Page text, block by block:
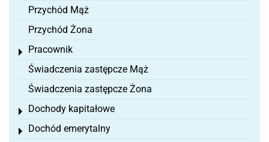
Przychód Mąż
Przychód Żona
Pracownik
Toggle menu
Świadczenia zastępcze Mąż
Świadczenia zastępcze Żona
Dochody kapitałowe
Toggle menu
Dochód emerytalny
Toggle menu